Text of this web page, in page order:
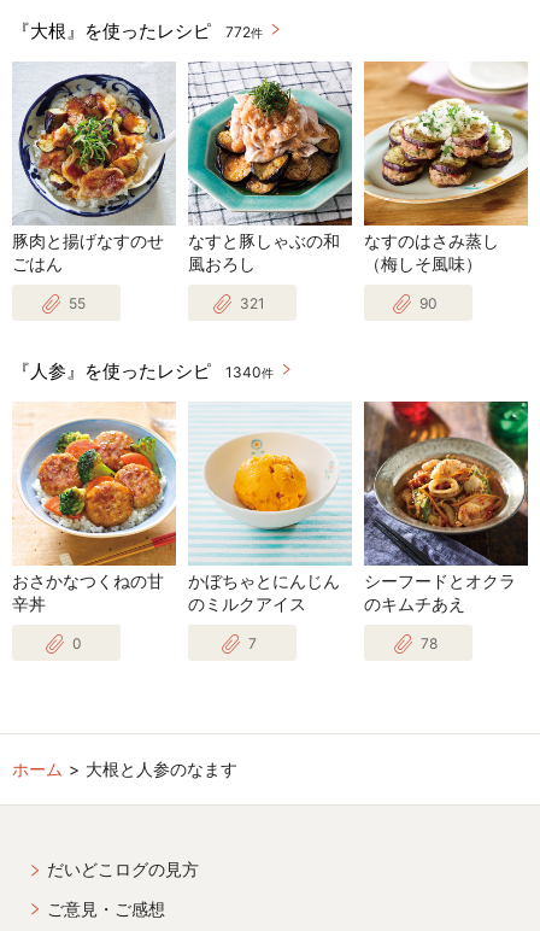
『大根』を使ったレシピ 772件
豚肉と揚げなすのせ
ごはん
55
なすと豚しゃぶの和
風おろし
321
なすのはさみ蒸し
（梅しそ風味）
90
『人参』を使ったレシピ 1340件
おさかなつくねの甘
辛丼
0
かぼちゃとにんじん
のミルクアイス
7
シーフードとオクラ
のキムチあえ
78
ホーム 大根と人参のなます
だいどこログの見方
ご意見・ご感想